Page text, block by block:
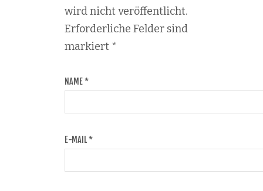
wird nicht veröffentlicht.
Erforderliche Felder sind
markiert *
NAME*
E-MAIL*